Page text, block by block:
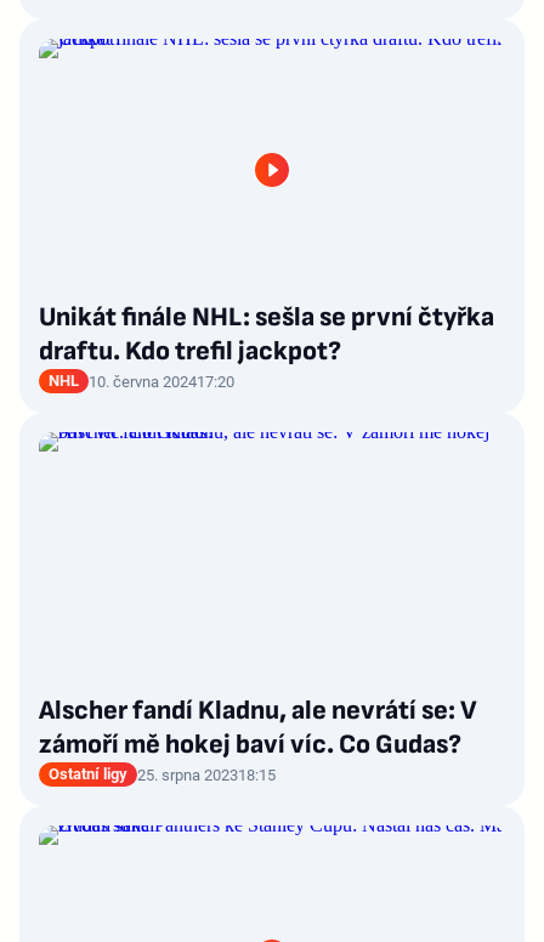
Unikát finále NHL: sešla se první čtyřka
draftu. Kdo trefil jackpot?
NHL 10. června 202417:20
Alscher fandí Kladnu, ale nevrátí se: V
zámoří mě hokej baví víc. Co Gudas?
Ostatní ligy 25. srpna 202318:15